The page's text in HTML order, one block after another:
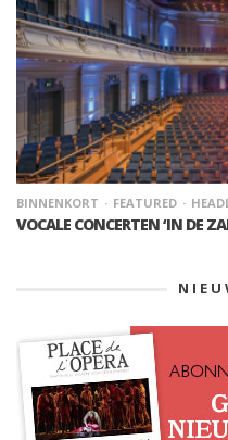
BINNENKORT FEATURED
VOCALE CONCERTEN ‘IN DE